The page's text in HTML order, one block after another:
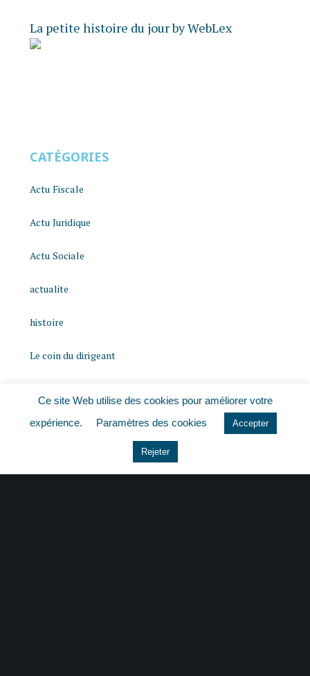
La petite histoire du jour by WebLex
CATÉGORIES
Actu Fiscale
Actu Juridique
Actu Sociale
actualite
histoire
Le coin du dirigeant
quizz
Ce site Web utilise des cookies pour améliorer votre
expérience.
Paramètres des cookies Accepter
Rejeter